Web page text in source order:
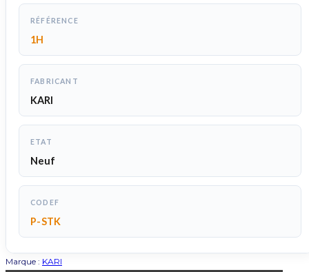
RÉFÉRENCE
1H
FABRICANT
KARI
ETAT
Neuf
CODEF
P-STK
Marque : KARI